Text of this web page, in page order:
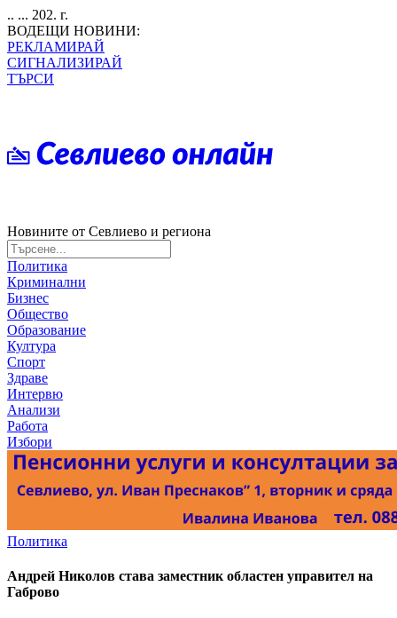
.. ... 202. г.
ВОДЕЩИ НОВИНИ:
РЕКЛАМИРАЙ
СИГНАЛИЗИРАЙ
ТЪРСИ
Новините от Севлиево и региона
Политика
Криминални
Бизнес
Общество
Образование
Култура
Спорт
Здраве
Интервю
Анализи
Работа
Избори
Политика
Андрей Николов става заместник областен управител на
Габрово